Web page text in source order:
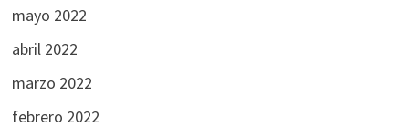
mayo 2022
abril 2022
marzo 2022
febrero 2022